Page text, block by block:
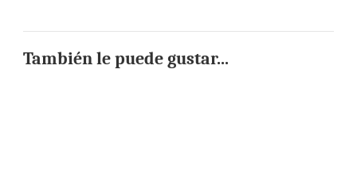
También le puede gustar...